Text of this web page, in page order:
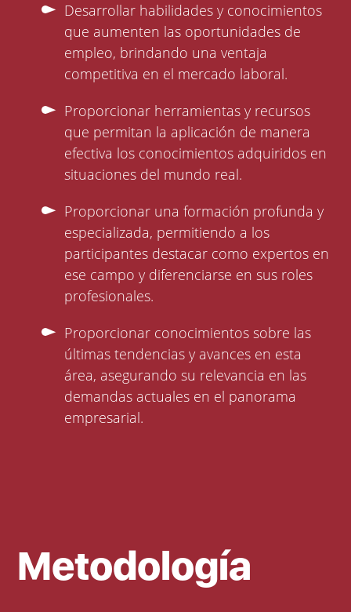
Desarrollar habilidades y conocimientos
que aumenten las oportunidades de
empleo, brindando una ventaja
competitiva en el mercado laboral.
Proporcionar herramientas y recursos
que permitan la aplicación de manera
efectiva los conocimientos adquiridos en
situaciones del mundo real.
Proporcionar una formación profunda y
especializada, permitiendo a los
participantes destacar como expertos en
ese campo y diferenciarse en sus roles
profesionales.
Proporcionar conocimientos sobre las
últimas tendencias y avances en esta
área, asegurando su relevancia en las
demandas actuales en el panorama
empresarial.
Metodología